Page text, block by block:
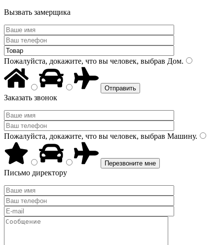
Вызвать замерщика
Пожалуйста, докажите, что вы человек, выбрав Дом.
Заказать звонок
Пожалуйста, докажите, что вы человек, выбрав Машину.
Письмо директору